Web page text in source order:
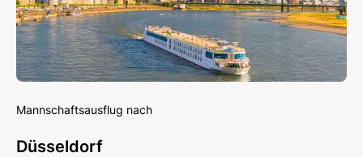
Mannschaftsausflug nach
Düsseldorf